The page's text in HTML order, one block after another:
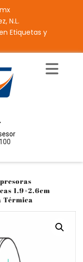
N.L.
Etiquetas y
1.9×2.6cm
Térmica